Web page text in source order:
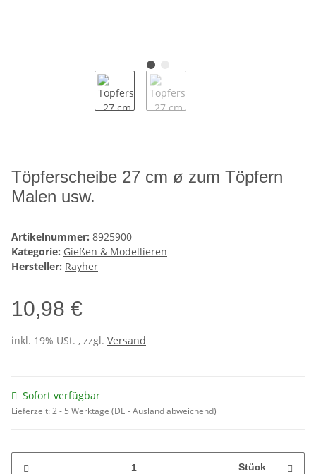
Töpferscheibe 27 cm ø zum Töpfern
Malen usw.
Artikelnummer: 8925900
Kategorie: Gießen & Modellieren
Hersteller: Rayher
10,98 €
inkl. 19% USt. , zzgl. Versand
Sofort verfügbar
Lieferzeit:2 - 5 Werktage (DE - Ausland abweichend)
Stück